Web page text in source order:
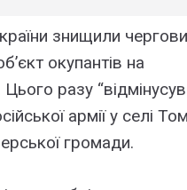
знищили
окупантів на
разу
армії у селі
громади.